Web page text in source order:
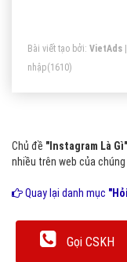
Bài viết tạo bởi: VietAds
nhập(1610)
Chủ đề "Instagram Là Gì"
nhiều trên web của
Quay lại danh mục
Gọi CSKH